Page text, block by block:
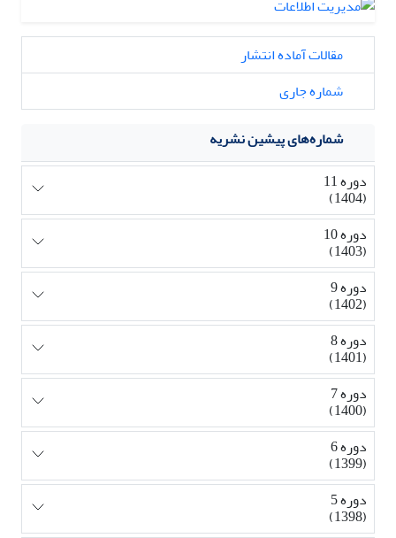
مقالات آماده انتشار
شماره جاری
شماره‌های پیشین نشریه
دوره 11
(1404)
دوره 10
(1403)
دوره 9
(1402)
دوره 8
(1401)
دوره 7
(1400)
دوره 6
(1399)
دوره 5
(1398)